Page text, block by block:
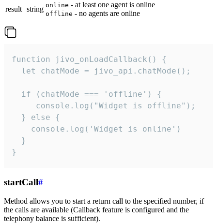
result string online - at least one agent is online
offline - no agents are online
function jivo_onLoadCallback() {
  let chatMode = jivo_api.chatMode();
  if (chatMode === 'offline') {
     console.log("Widget is offline");
  } else {
    console.log('Widget is online')
  }
}
startCall#
Method allows you to start a return call to the specified number, if
the calls are available (Callback feature is configured and the
telephony balance is sufficient).